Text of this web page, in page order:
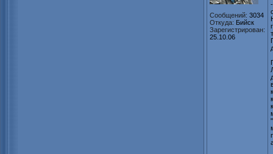
Сообщений: 3034
Откуда: Бийск
Зарегистрирован:
25.10.06